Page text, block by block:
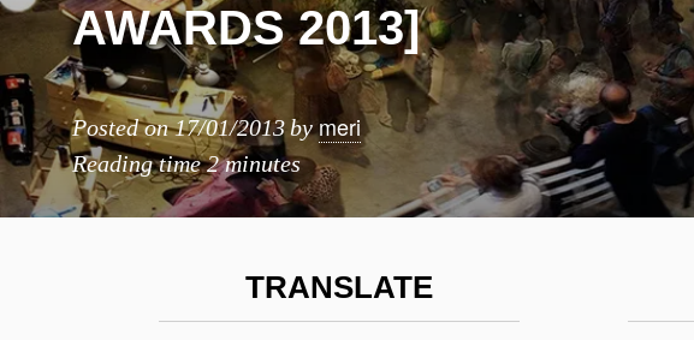
AWARDS 2013]
Posted on17/01/2013by meri
Reading time2 minutes
TRANSLATE